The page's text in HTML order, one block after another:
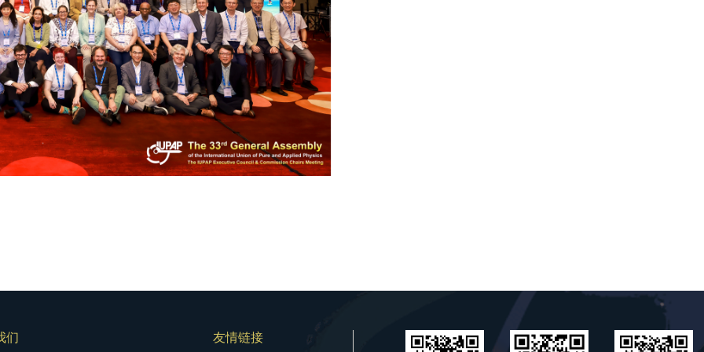
们 友情链接